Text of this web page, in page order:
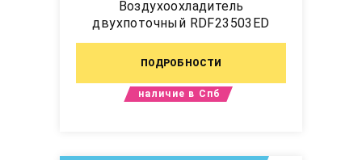
Воздухоохладитель
двухпоточный RDF23503ED
ПОДРОБНОСТИ
наличие в Спб